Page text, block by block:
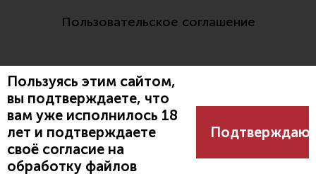
Пользуясь этим сайтом,
вы подтверждаете, что
вам уже исполнилось 18
лет и подтверждаете
своё согласие на
обработку файлов
Подтверждаю
Пользовательское соглашение
Разработано: